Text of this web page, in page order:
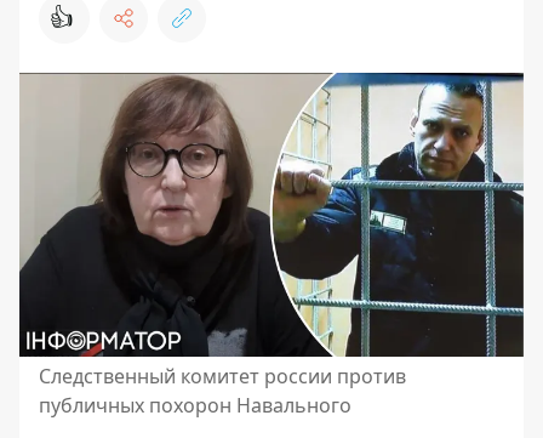
👍
Следственный комитет россии против
публичных похорон Навального